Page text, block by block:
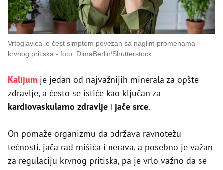
Vrtoglavica je čest simptom povezan sa naglim promenama
krvnog pritiska
foto: DimaBerlin/Shutterstock
Kalijum je jedan od najvažnijih minerala za opšte
zdravlje, a često se ističe kao ključan za
kardiovaskularno zdravlje i jače srce.
On pomaže organizmu da održava ravnotežu
tečnosti, jača rad mišića i nerava, a posebno je važan
za regulaciju krvnog pritiska, pa je vrlo važno da se